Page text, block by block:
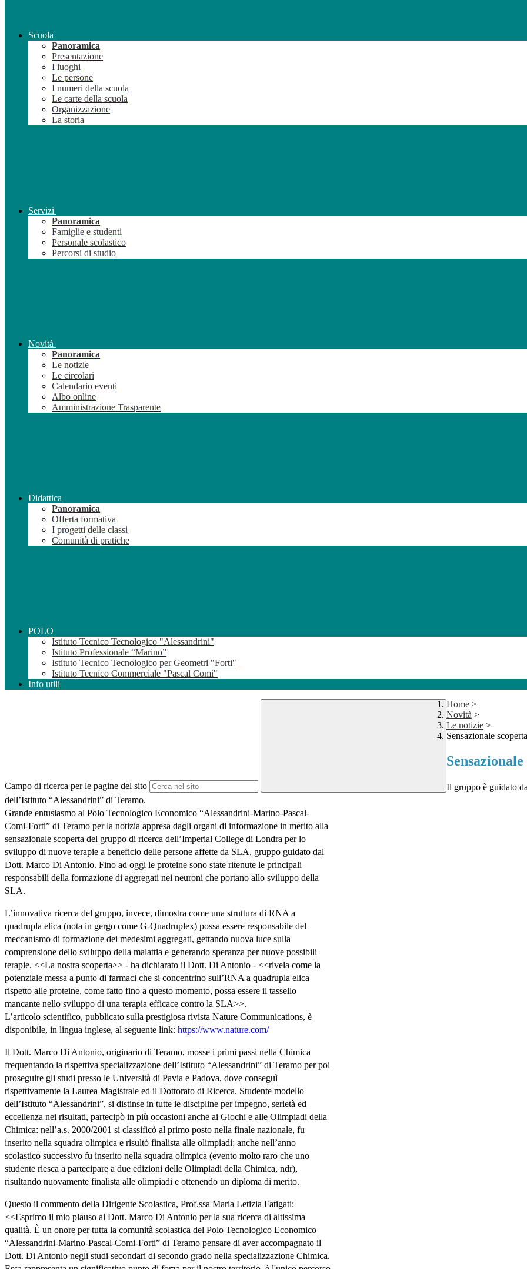
Scuola
Panoramica
Presentazione
I luoghi
Le persone
I numeri della scuola
Le carte della scuola
Organizzazione
La storia
Servizi
Panoramica
Famiglie e studenti
Personale scolastico
Percorsi di studio
Novità
Panoramica
Le notizie
Le circolari
Calendario eventi
Albo online
Amministrazione Trasparente
Didattica
Panoramica
Offerta formativa
I progetti delle classi
Comunità di pratiche
POLO
Istituto Tecnico Tecnologico "Alessandrini"
Istituto Professionale “Marino”
Istituto Tecnico Tecnologico per Geometri "Forti"
Istituto Tecnico Commerciale "Pascal Comi"
Info utili
Campo di ricerca per le pagine del sito
Home >
Novità >
Le notizie >
Sensazionale
Il gruppo è guidato
dell’Istituto “Alessandrini” di Teramo.
Grande entusiasmo al Polo Tecnologico Economico “Alessandrini-Marino-Pascal-
Comi-Forti” di Teramo per la notizia appresa dagli organi di informazione in merito alla
sensazionale scoperta del gruppo di ricerca dell’Imperial College di Londra per lo
sviluppo di nuove terapie a beneficio delle persone affette da SLA, gruppo guidato dal
Dott. Marco Di Antonio. Fino ad oggi le proteine sono state ritenute le principali
responsabili della formazione di aggregati nei neuroni che portano allo sviluppo della
SLA.
L’innovativa ricerca del gruppo, invece, dimostra come una struttura di RNA a
quadrupla elica (nota in gergo come G-Quadruplex) possa essere responsabile del
meccanismo di formazione dei medesimi aggregati, gettando nuova luce sulla
comprensione dello sviluppo della malattia e generando speranza per nuove possibili
terapie. <<La nostra scoperta>> - ha dichiarato il Dott. Di Antonio - <<rivela come la
potenziale messa a punto di farmaci che si concentrino sull’RNA a quadrupla elica
rispetto alle proteine, come fatto fino a questo momento, possa essere il tassello
mancante nello sviluppo di una terapia efficace contro la SLA>>.
L’articolo scientifico, pubblicato sulla prestigiosa rivista Nature Communications, è
disponibile, in lingua inglese, al seguente link: https://www.nature.com/
Il Dott. Marco Di Antonio, originario di Teramo, mosse i primi passi nella Chimica
frequentando la rispettiva specializzazione dell’Istituto “Alessandrini” di Teramo per poi
proseguire gli studi presso le Università di Pavia e Padova, dove conseguì
rispettivamente la Laurea Magistrale ed il Dottorato di Ricerca. Studente modello
dell’Istituto “Alessandrini”, si distinse in tutte le discipline per impegno, serietà ed
eccellenza nei risultati, partecipò in più occasioni anche ai Giochi e alle Olimpiadi della
Chimica: nell’a.s. 2000/2001 si classificò al primo posto nella finale nazionale, fu
inserito nella squadra olimpica e risultò finalista alle olimpiadi; anche nell’anno
scolastico successivo fu inserito nella squadra olimpica (evento molto raro che uno
studente riesca a partecipare a due edizioni delle Olimpiadi della Chimica, ndr),
risultando nuovamente finalista alle olimpiadi e ottenendo un diploma di merito.
Questo il commento della Dirigente Scolastica, Prof.ssa Maria Letizia Fatigati:
<<Esprimo il mio plauso al Dott. Marco Di Antonio per la sua ricerca di altissima
qualità. È un onore per tutta la comunità scolastica del Polo Tecnologico Economico
“Alessandrini-Marino-Pascal-Comi-Forti” di Teramo pensare di aver accompagnato il
Dott. Di Antonio negli studi secondari di secondo grado nella specializzazione Chimica.